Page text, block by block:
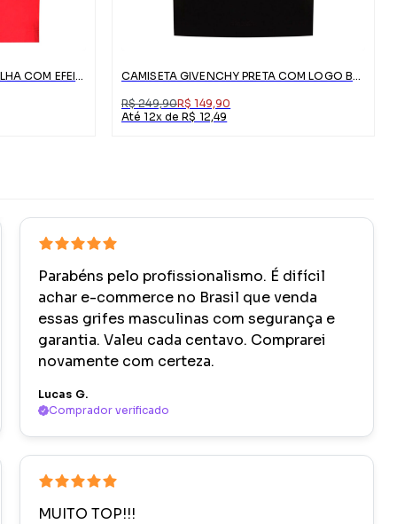
R$ 249,90R$ 149,90
Até 12x de R$ 12,49
Parabéns pelo profissionalismo. É difícil
achar e-commerce no Brasil que venda
essas grifes masculinas com segurança e
garantia. Valeu cada centavo. Comprarei
novamente com certeza.
Lucas G.
Comprador verificado
MUITO TOP!!!